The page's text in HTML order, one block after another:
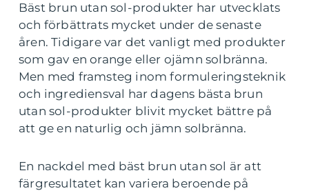
Bäst brun utan sol-produkter har utvecklats
och förbättrats mycket under de senaste
åren. Tidigare var det vanligt med produkter
som gav en orange eller ojämn solbränna.
Men med framsteg inom formuleringsteknik
och ingrediensval har dagens bästa brun
utan sol-produkter blivit mycket bättre på
att ge en naturlig och jämn solbränna.
En nackdel med bäst brun utan sol är att
färgresultatet kan variera beroende på